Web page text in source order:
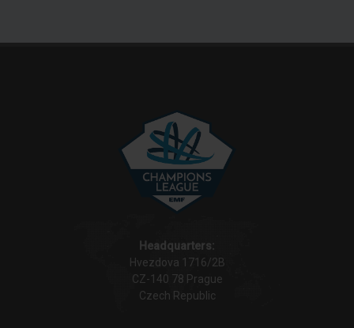
Headquarters:
Hvezdova 1716/2B
CZ-140 78 Prague
Czech Republic